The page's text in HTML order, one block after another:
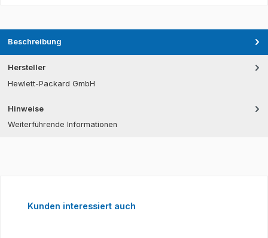
Beschreibung
Hersteller
Hewlett-Packard GmbH
Hinweise
Weiterführende Informationen
Produktgalerie überspringen
Kunden interessiert auch